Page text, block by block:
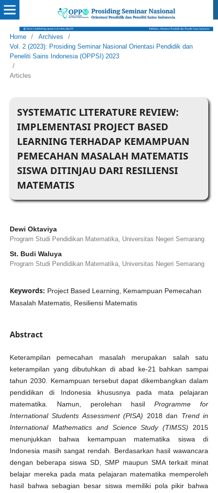
Home / Archives
/
Vol. 2 (2023): Prosiding Seminar Nasional Orientasi Pendidik dan
Peneliti Sains Indonesia (OPPSI) 2023
/
Articles
SYSTEMATIC LITERATURE REVIEW:
IMPLEMENTASI PROJECT BASED
LEARNING TERHADAP KEMAMPUAN
PEMECAHAN MASALAH MATEMATIS
SISWA DITINJAU DARI RESILIENSI
MATEMATIS
Dewi Oktaviya
Program Studi Pendidikan Matematika, Universitas Negeri Semarang
St. Budi Waluya
Program Studi Pendidikan Matematika, Universitas Negeri Semarang
Keywords: Project Based Learning, Kemampuan Pemecahan
Masalah Matematis, Resiliensi Matematis
Abstract
Keterampilan pemecahan masalah merupakan salah satu
keterampilan yang dibutuhkan di abad ke-21 bahkan sampai
tahun 2030. Kemampuan tersebut dapat dikembangkan dalam
pendidikan di Indonesia khususnya pada mata pelajaran
matematika. Namun, perolehan hasilProgramme for
International Students Assessment(PISA) 2018 dan Trend in
International Mathematics and Science Study (TIMSS) 2015
menunjukkan bahwa kemampuan matematika siswa di
Indonesia masih sangat rendah. Berdasarkan hasil wawancara
dengan beberapa siswa SD, SMP maupun SMA terkait minat
belajar mereka pada mata pelajaran matematika memperoleh
hasil bahwa sebagian besar siswa memiliki pola pikir bahwa